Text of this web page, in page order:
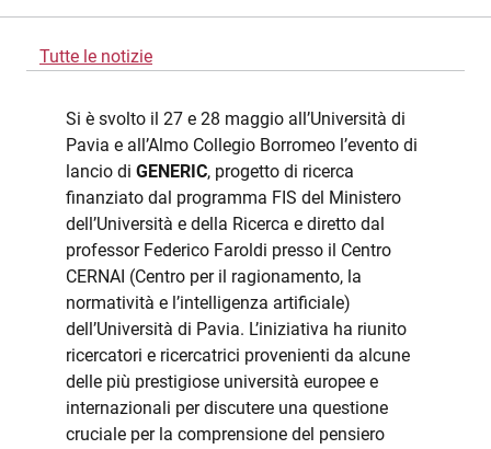
Tutte le notizie
Si è svolto il 27 e 28 maggio all’Università di
Pavia e all’Almo Collegio Borromeo l’evento di
lancio di GENERIC, progetto di ricerca
finanziato dal programma FIS del Ministero
dell’Università e della Ricerca e diretto dal
professor Federico Faroldi presso il Centro
CERNAI (Centro per il ragionamento, la
normatività e l’intelligenza artificiale)
dell’Università di Pavia. L’iniziativa ha riunito
ricercatori e ricercatrici provenienti da alcune
delle più prestigiose università europee e
internazionali per discutere una questione
cruciale per la comprensione del pensiero